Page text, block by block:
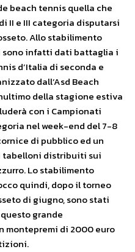
beach tennis quella che
II e III categoria disputarsi
Allo stabilimento
sono infatti dati battaglia i
d’Italia di seconda e
dall’Asd Beach
della stagione estiva
con i Campionati
nel week-end del 7-8
di pubblico ed un
tabelloni distribuiti sui
Lo stabilimento
quindi, dopo il torneo
di giugno, sono stati
grande
montepremi di 2000 euro